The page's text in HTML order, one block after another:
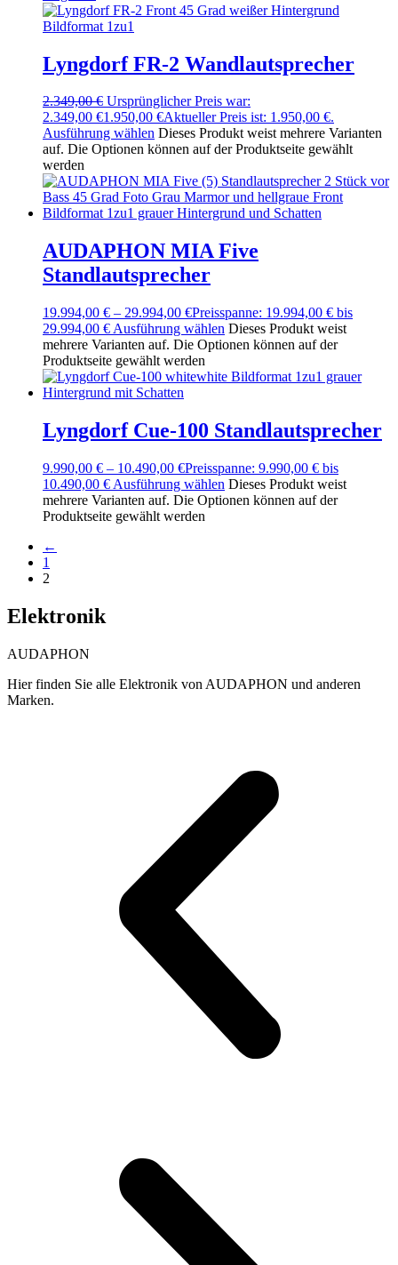
Lyngdorf FR-2 Wandlautsprecher
2.349,00€ Ursprünglicher Preis war:
2.349,00 €1.950,00 €Aktueller Preis ist: 1.950,00 €.
Ausführung wählen Dieses Produkt weist mehrere Varianten
auf. Die Optionen können auf der Produktseite gewählt
werden
AUDAPHON MIA Five
Standlautsprecher
19.994,00 € – 29.994,00 €Preisspanne: 19.994,00 € bis
29.994,00 € Ausführung wählen Dieses Produkt weist
mehrere Varianten auf. Die Optionen können auf der
Produktseite gewählt werden
Lyngdorf Cue-100 Standlautsprecher
9.990,00 € – 10.490,00 €Preisspanne: 9.990,00 € bis
10.490,00 € Ausführung wählen Dieses Produkt weist
mehrere Varianten auf. Die Optionen können auf der
Produktseite gewählt werden
←
1
2
Elektronik
AUDAPHON
Hier finden Sie alle Elektronik von AUDAPHON und anderen
Marken.